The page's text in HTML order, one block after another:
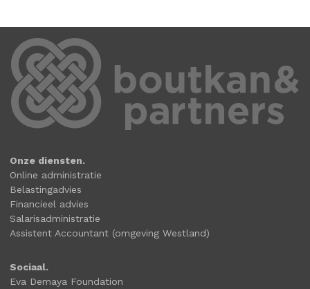
Onze diensten.
Online administratie
Belastingadvies
Financieel advies
Salarisadministratie
Assistent Accountant (omgeving Westland)
Sociaal.
Eva Demaya Foundation